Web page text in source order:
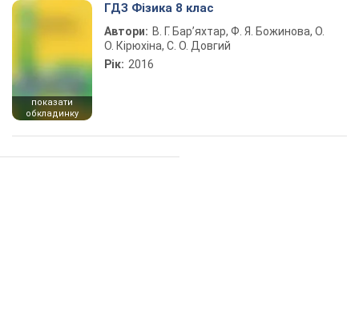
показати
обкладинку
ГДЗ Фізика 8 клас
Автори: В. Г. Бар’яхтар, Ф. Я. Божинова, О.
О. Кірюхіна, С. О. Довгий
Рік: 2016